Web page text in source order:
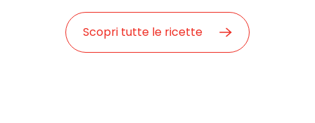
Scopri tutte le ricette